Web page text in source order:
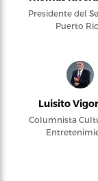
Presidente del
Puerto
Luisito
Columnista